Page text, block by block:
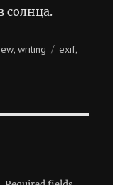
солнца.
,writing Tags
exif,